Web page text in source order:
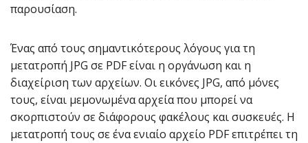
παρουσίαση.
Ένας από τους σημαντικότερους λόγους για τη
μετατροπή JPG σε PDF είναι η οργάνωση και η
διαχείριση των αρχείων. Οι εικόνες JPG, από μόνες
τους, είναι μεμονωμένα αρχεία που μπορεί να
σκορπιστούν σε διάφορους φακέλους και συσκευές. Η
μετατροπή τους σε ένα ενιαίο αρχείο PDF επιτρέπει τη